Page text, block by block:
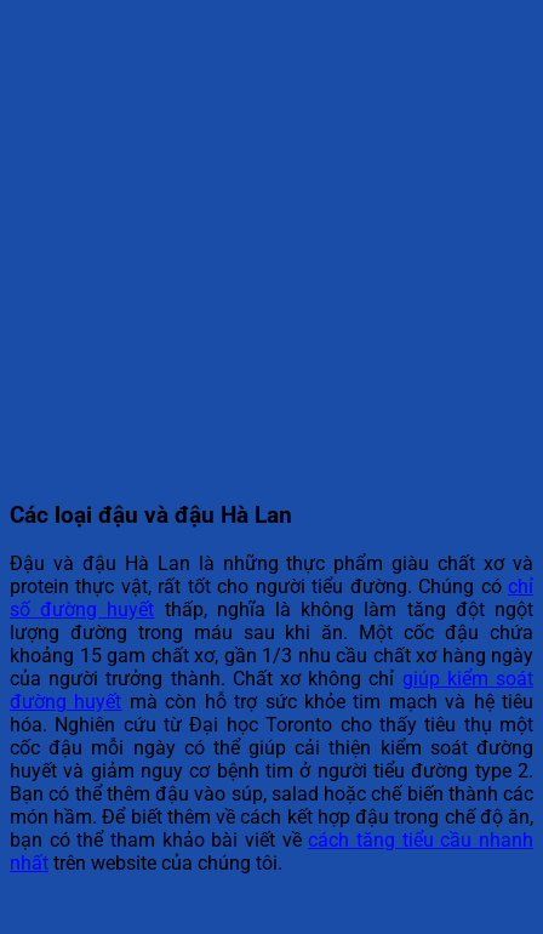
Các loại đậu và đậu Hà Lan
Đậu và đậu Hà Lan là những thực phẩm giàu chất xơ và
protein thực vật, rất tốt cho người tiểu đường. Chúng có chỉ
số đường huyết thấp, nghĩa là không làm tăng đột ngột
lượng đường trong máu sau khi ăn. Một cốc đậu chứa
khoảng 15 gam chất xơ, gần 1/3 nhu cầu chất xơ hàng ngày
của người trưởng thành. Chất xơ không chỉ giúp kiểm soát
đường huyết mà còn hỗ trợ sức khỏe tim mạch và hệ tiêu
hóa. Nghiên cứu từ Đại học Toronto cho thấy tiêu thụ một
cốc đậu mỗi ngày có thể giúp cải thiện kiểm soát đường
huyết và giảm nguy cơ bệnh tim ở người tiểu đường type 2.
Bạn có thể thêm đậu vào súp, salad hoặc chế biến thành các
món hầm. Để biết thêm về cách kết hợp đậu trong chế độ ăn,
bạn có thể tham khảo bài viết về cách tăng tiểu cầu nhanh
nhất trên website của chúng tôi.